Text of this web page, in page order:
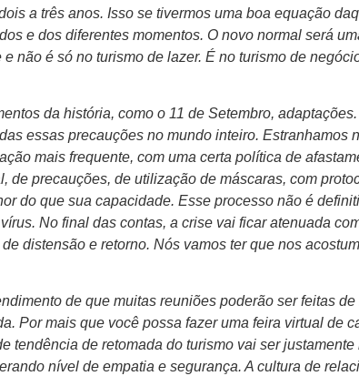
a três anos. Isso se tivermos uma boa equação
e dos diferentes momentos. O novo normal será
não é só no turismo de lazer. É no turismo de
da história, como o 11 de Setembro,
essas precauções no mundo inteiro. Estranhamos
mais frequente, com uma certa política de
de precauções, de utilização de máscaras, com
do que sua capacidade. Esse processo não é
No final das contas, a crise vai ficar atenuada
distensão e retorno. Nós vamos ter que nos
de que muitas reuniões poderão ser feitas
Por mais que você possa fazer uma feira virtual de
tendência de retomada do turismo vai ser
nível de empatia e segurança. A cultura de